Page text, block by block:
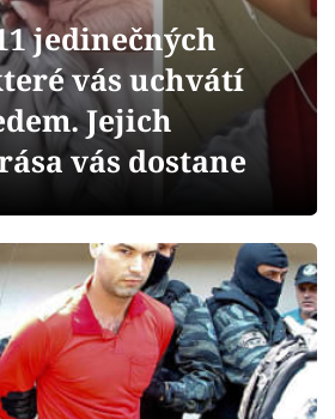
jedinečných
vás uchvátí
Jejich
vás dostane